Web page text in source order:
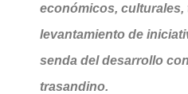
económicos,
levantamiento de
senda del desarrollo
trasandino.